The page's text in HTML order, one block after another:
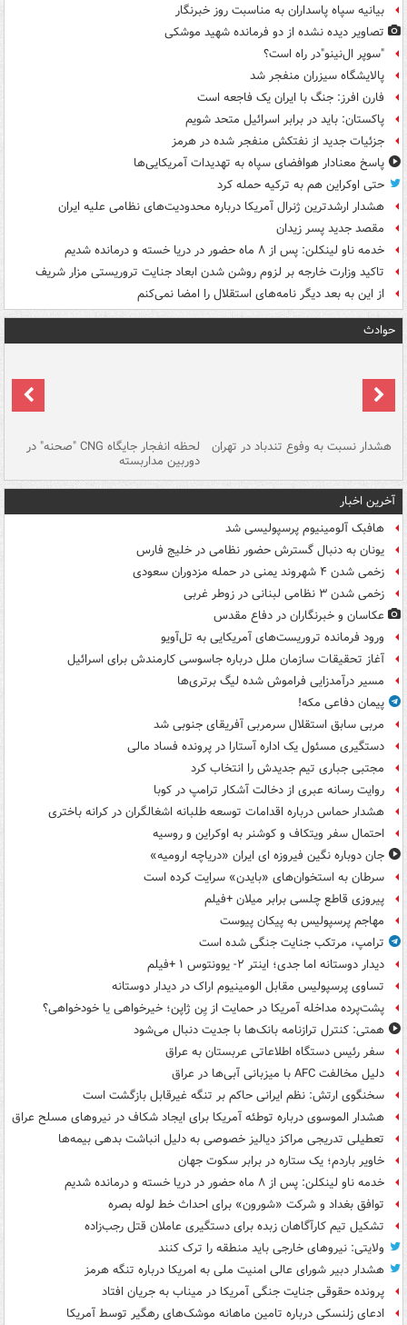
بیانیه سپاه پاسداران به مناسبت روز خبرنگار
تصاویر دیده‌ نشده از دو فرمانده شهید موشکی
"سوپر ال‌نینو"در راه است؟
پالایشگاه سیزران منفجر شد
فارن افرز: جنگ با ایران یک فاجعه است
پاکستان: باید در برابر اسرائیل متحد شویم
جزئیات جدید از نفتکش منفجر شده در هرمز
پاسخ معنادار هوافضای سپاه به تهدیدات آمریکایی‌ها
حتی اوکراین هم به ترکیه حمله کرد
هشدار ارشدترین ژنرال آمریکا درباره محدودیت‌های نظامی علیه ایران
مقصد جدید پسر زیدان
خدمه ناو لینکلن: پس از ۸ ماه حضور در دریا خسته و درمانده‌ شدیم
تاکید وزارت خارجه بر لزوم روشن شدن ابعاد جنایت تروریستی مزار شریف
از این به بعد دیگر نامه‌های استقلال را امضا نمی‌کنم
حوادث
هشدار نسبت به وفوع تندباد در تهران لحظه انفجار جایگاه CNG "صحنه" در
دوربین مداربسته
آخرین اخبار
هافبک آلومینیوم پرسپولیسی شد
یونان به دنبال گسترش حضور نظامی در خلیج فارس
زخمی شدن ۴ شهروند یمنی در حمله مزدوران سعودی
زخمی شدن ۳ نظامی لبنانی در زوطر غربی
عکاسان و خبرنگاران در دفاع مقدس
ورود فرمانده تروریست‌های آمریکایی به تل‌آویو
آغاز تحقیقات سازمان ملل درباره جاسوسی کارمندش برای اسرائیل
مسیر درآمدزایی فراموش شده لیگ برتری‌ها
پیمان دفاعی مکه!
مربی سابق استقلال سرمربی آفریقای جنوبی شد
دستگیری مسئول یک اداره آستارا در پرونده فساد مالی
مجتبی جباری تیم جدیدش را انتخاب کرد
روایت رسانه عبری از دخالت آشکار ترامپ در کوبا
هشدار حماس درباره اقدامات توسعه طلبانه اشغالگران در کرانه باختری
احتمال سفر ویتکاف و کوشنر به اوکراین و روسیه
جان دوباره نگین فیروزه ای ایران «دریاچه ارومیه»
سرطان به استخوان‌های «بایدن» سرایت کرده است
پیروزی قاطع چلسی برابر میلان +فیلم
مهاجم پرسپولیس به پیکان پیوست
ترامپ، مرتکب جنایت جنگی شده است
دیدار دوستانه اما جدی؛ اینتر ۲- یوونتوس ۱ +فیلم
تساوی پرسپولیس مقابل الومینیوم اراک در دیدار دوستانه
پشت‌پرده مداخله آمریکا در حمایت از یِن ژاپن؛ خیرخواهی یا خودخواهی؟
همتی: کنترل ترازنامه بانک‌ها با جدیت دنبال می‌شود
سفر رئیس دستگاه اطلاعاتی عربستان به عراق
دلیل مخالفت AFC با میزبانی آبی‌ها در عراق
سخنگوی ارتش: نظم ایرانی حاکم بر تنگه غیرقابل بازگشت است
هشدار الموسوی درباره توطئه آمریکا برای ایجاد شکاف در نیروهای مسلح عراق
تعطیلی تدریجی مراکز دیالیز خصوصی به دلیل انباشت بدهی بیمه‌ها
خاویر باردم؛ یک ستاره در برابر سکوت جهان
خدمه ناو لینکلن: پس از ۸ ماه حضور در دریا خسته و درمانده‌ شدیم
توافق بغداد و شرکت «شورون» برای احداث خط لوله بصره
تشکیل تیم کارآگاهان زبده برای دستگیری عاملان قتل رجب‌زاده
ولایتی: نیروهای خارجی باید منطقه را ترک کنند
هشدار دبیر شورای عالی امنیت ملی به امریکا درباره تنگه هرمز
پرونده حقوقی جنایت جنگی آمریکا در میناب به جریان افتاد
ادعای زلنسکی درباره تامین ماهانه موشک‌های رهگیر توسط آمریکا